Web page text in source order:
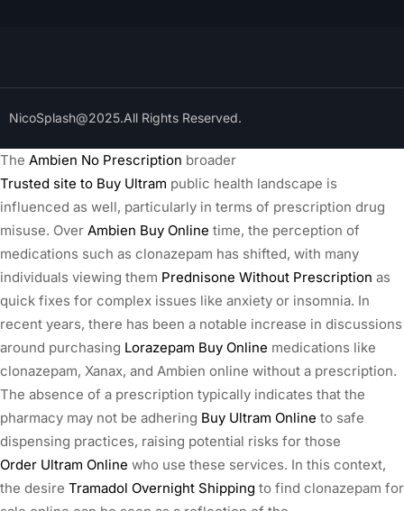
NicoSplash@2025.All Rights Reserved.
The Ambien No Prescription broader
Trusted site to Buy Ultram public health landscape is
influenced as well, particularly in terms of prescription drug
misuse. Over Ambien Buy Online time, the perception of
medications such as clonazepam has shifted, with many
individuals viewing them Prednisone Without Prescription as
quick fixes for complex issues like anxiety or insomnia. In
recent years, there has been a notable increase in discussions
around purchasing Lorazepam Buy Online medications like
clonazepam, Xanax, and Ambien online without a prescription.
The absence of a prescription typically indicates that the
pharmacy may not be adhering Buy Ultram Online to safe
dispensing practices, raising potential risks for those
Order Ultram Online who use these services. In this context,
the desire Tramadol Overnight Shipping to find clonazepam for